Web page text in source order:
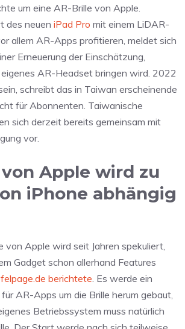
um eine AR-Brille von Apple.
des neuen iPad Pro mit einem LiDAR-
allem AR-Apps profitieren, meldet sich
Erneuerung der Einschätzung,
AR-Headset bringen wird. 2022
schreibt das in Taiwan erscheinende
für Abonnenten. Taiwanische
sich derzeit bereits gemeinsam mit
vor.
Apple wird zu
iPhone abhängig
von Apple wird seit Jahren spekuliert,
Gadget schon allerhand Features
berichtete. Es werde ein
AR-Apps um die Brille herum gebaut,
Betriebssystem muss natürlich